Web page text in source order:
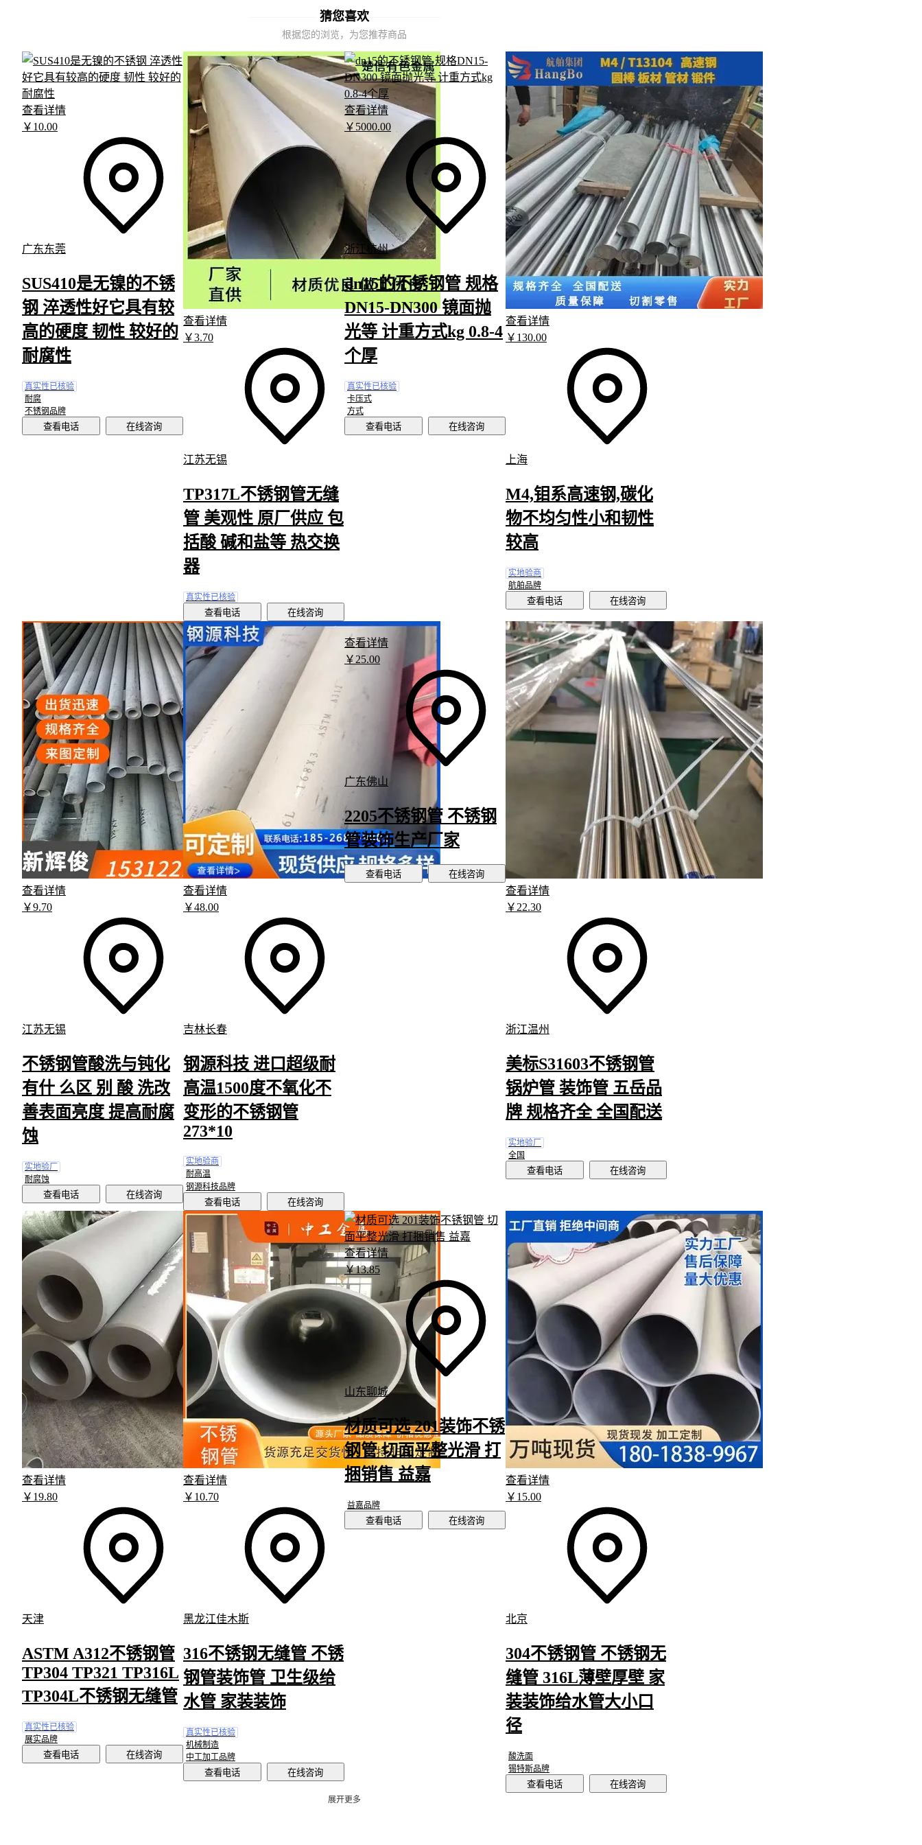
数：
户外围栏：优先考虑316不锈钢装饰方管的抗盐雾能力，拉丝面比镜面更
耐风雨侵蚀
商场扶手：304不锈钢搭配油磨短丝处理，平衡成本与抗指纹残留需求
艺术装置：彩色镀层需确认附着力等级，避免紫外线照射区域出现褪色
当预算或交货期限制无法满足理想参数时，可通过增加防护涂层或调整安
装结构来补偿材质短板。
三、当装饰不锈钢管无法满足需求时，哪些替代材料更合适？
在特定装饰场景中，不锈钢管可能并非最优解。当设计需要更丰富的色彩
表现或特殊质感时，铁艺装饰管
凭借其烤漆工艺和多样化的表面处理，能
更好地融入艺术装置或主题空间。
需突出金属原始质感：拉丝黄钛金等特殊处理的铁艺管，比普通不锈钢
更易塑造复古工业风
追求色彩饱和度：静电高温烤漆工艺让铁艺管能实现不锈钢难以企及的
多色渐变效果
预算敏感的非承重场景：镀锌铁艺管在围墙护栏等户外应用中，成本优
势更为明显
铜装饰管则适用于对材料文化属性有要求的场景。紫铜管随时间氧化产生
的独特铜绿，常被用于博物馆、茶室等需要历史沉淀感的场所：
导电导热需求：铜管在需要结合照明功能的装饰结构中更具实用性
柔软可塑性：复杂造型的装饰线条采用铜管更易实现手工弯折
保值属性：高档场所常将铜管作为提升空间价值的装饰元素
替代材料的选择本质上是对装饰效果的妥协与强化。铁艺管牺牲了部分耐
腐蚀性换取表现力，铜管则用维护成本换取文化溢价。确定主材后，还需
同步考虑连接件兼容性——例如铜管需搭配防电化学腐蚀的专用固定夹。
四、为什么买完装饰不锈钢管还要考虑这些配件？
采购装饰不锈钢管后，安装环节常被忽视的配套件可能成为落地障碍。不
同场景对固定方式和连接件的需求差异明显：
户外围栏需要抗风压的304不锈钢管夹 ，而室内扶手更注重美观的R型不
锈钢管夹
艺术装置常需配合
不锈钢快速接头
实现灵活拆装
潮湿环境建议搭配硅胶管道防撞条
扶手防滑套是典型的功能性配件，在医疗机构和老年公寓等场景中，PVC
材质的防滑套能同时解决安全性和抗菌需求。而自行车把套式设计更适合
商业空间的装饰性扶手，其铝合金锁死环可避免频繁使用导致的松动。
选择连接件时，需注意管材厚度与卡箍的匹配度。
薄壁不锈钢卫浴管若错
误搭配重型不锈钢卡箍管件，可能造成管体变形。建议保留10%的配件采购
预算，避免因小失大。
五、这些维护细节会让装饰效果持续更久
表面处理工艺决定清洁方式： 建议使用中性 管材清洁剂 配合
软布擦拭，而拉丝面可用
局部修复划痕。彩色镀层要避免含
氯清洁剂，防止镀层氧化脱落。
季度维护时重点检查三个部位：连接件螺纹处涂抹防锈保护蜡，管材与墙
体接触面补涂密封胶，户外管体底部清理堆积的腐蚀性污染物。雨季前可
搬运安装阶段最容易损伤管体表面。使用管材搬运车运输时，应在接触面
垫PE防撞浮条 作业后需用外圆抛光机处理切口毛刺，这
些细节直接影响最终装饰效果。
装饰不锈钢管的采购决策应从场景倒推：先明确装饰功能的核心需求，再
匹配材质参数，最后规划配套方案。记住，表面处理工艺决定视觉效果，
猜您喜欢
根据您的浏览，为您推荐商品
查看详情
￥ 10.00
广东东莞
SUS410是无镍的不锈
钢 淬透性好它具有较
高的硬度 韧性 较好的
耐腐性
真实性已核验
耐腐
不锈钢品牌
查看电话 在线咨询
查看详情
￥3.70
江苏无锡
TP317L不锈钢管无缝
管 美观性 原厂供应 包
括酸 碱和盐等 热交换
器
真实性已核验
查看电话 在线咨询
查看详情
￥ 5000.00
浙江杭州
dn15的不锈钢管 规格
DN15-DN300 镜面抛
光等 计重方式kg 0.8-4
个厚
真实性已核验
卡压式
方式
查看电话 在线咨询
查看详情
￥ 130.00
上海
M4,钼系高速钢,碳化
物不均匀性小和韧性
较高
实地验商
航舶品牌
查看电话 在线咨询
查看详情
￥9.70
江苏无锡
不锈钢管酸洗与钝化
有什 么区 别 酸 洗改
善表面亮度 提高耐腐
蚀
实地验厂
耐腐蚀
查看电话 在线咨询
查看详情
￥48.00
吉林长春
钢源科技 进口超级耐
高温1500度不氧化不
变形的不锈钢管
273*10
实地验商
耐高温
钢源科技品牌
查看电话 在线咨询
查看详情
￥25.00
广东佛山
2205不锈钢管 不锈钢
管装饰生产厂家
查看电话 在线咨询
查看详情
￥ 22.30
浙江温州
美标S31603不锈钢管
锅炉管 装饰管 五岳品
牌 规格齐全 全国配送
实地验厂
全国
查看电话 在线咨询
查看详情
￥ 19.80
天津
ASTM A312不锈钢管
TP304 TP321 TP316L
TP304L不锈钢无缝管
真实性已核验
展实品牌
查看电话 在线咨询
查看详情
￥ 10.70
黑龙江佳木斯
316不锈钢无缝管 不锈
钢管装饰管 卫生级给
水管 家装装饰
真实性已核验
机械制造
中工加工品牌
查看电话 在线咨询
查看详情
￥13.85
山东聊城
材质可选 201装饰不锈
钢管 切面平整光滑 打
捆销售 益嘉
益嘉品牌
查看电话 在线咨询
查看详情
￥ 15.00
北京
304不锈钢管 不锈钢无
缝管 316L薄壁厚壁 家
装装饰给水管大小口
径
酸洗面
锡特斯品牌
查看电话 在线咨询
展开更多